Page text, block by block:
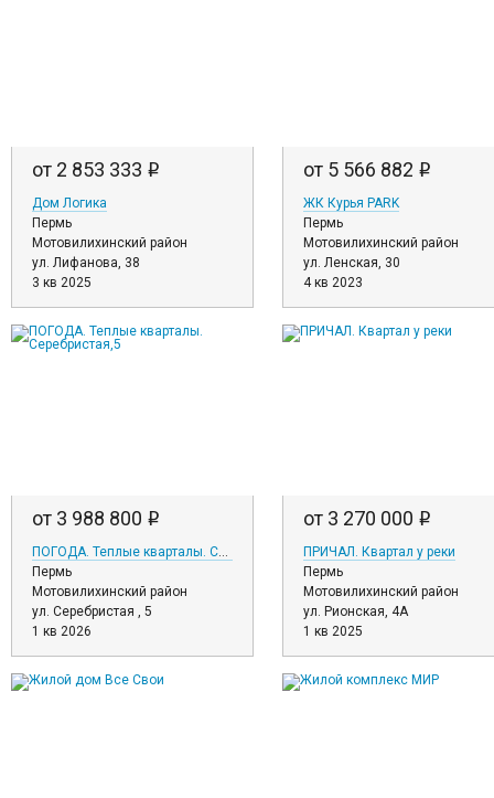
от 2 853 333 i
Дом Логика
Пермь
Мотовилихинский район
ул. Лифанова, 38
3 кв 2025
от 5 566 882 i
ЖК Курья PARK
Пермь
Мотовилихинский район
ул. Ленская, 30
4 кв 2023
от 3 988 800 i
ПОГОДА. Теплые кварталы. Серебристая,5
Пермь
Мотовилихинский район
ул. Серебристая , 5
1 кв 2026
от 3 270 000 i
ПРИЧАЛ. Квартал у реки
Пермь
Мотовилихинский район
ул. Рионская, 4А
1 кв 2025